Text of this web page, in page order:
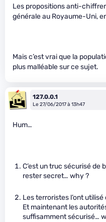
Les propositions anti-
générale au Royaume-Uni,
Mais c’est vrai que la
plus malléable sur ce sujet.
127.0.0.1
Le 27/06/2017 à 13h47
Hum…
C’est un truc sécurisé de
rester secret… why ?
Les terroristes l’ont
Et maintenant les
suffisamment sécurisé…